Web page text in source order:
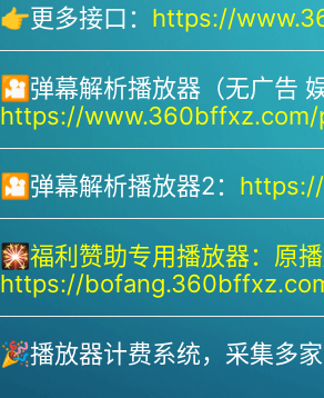
👉更多接口： https://
🎦弹幕解析播放器（无广告
https://www.360bffxz.com/
🎦弹幕解析播放器2：
🎇福利赞助专用播放器： 原
https://
🎉播放器计费系统，采集多